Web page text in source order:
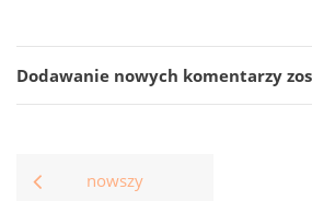
Dodawanie nowych komentarzy
nowszy